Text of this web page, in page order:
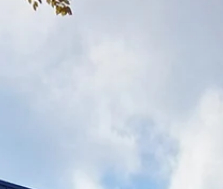
FBD고밀도 섬유패널